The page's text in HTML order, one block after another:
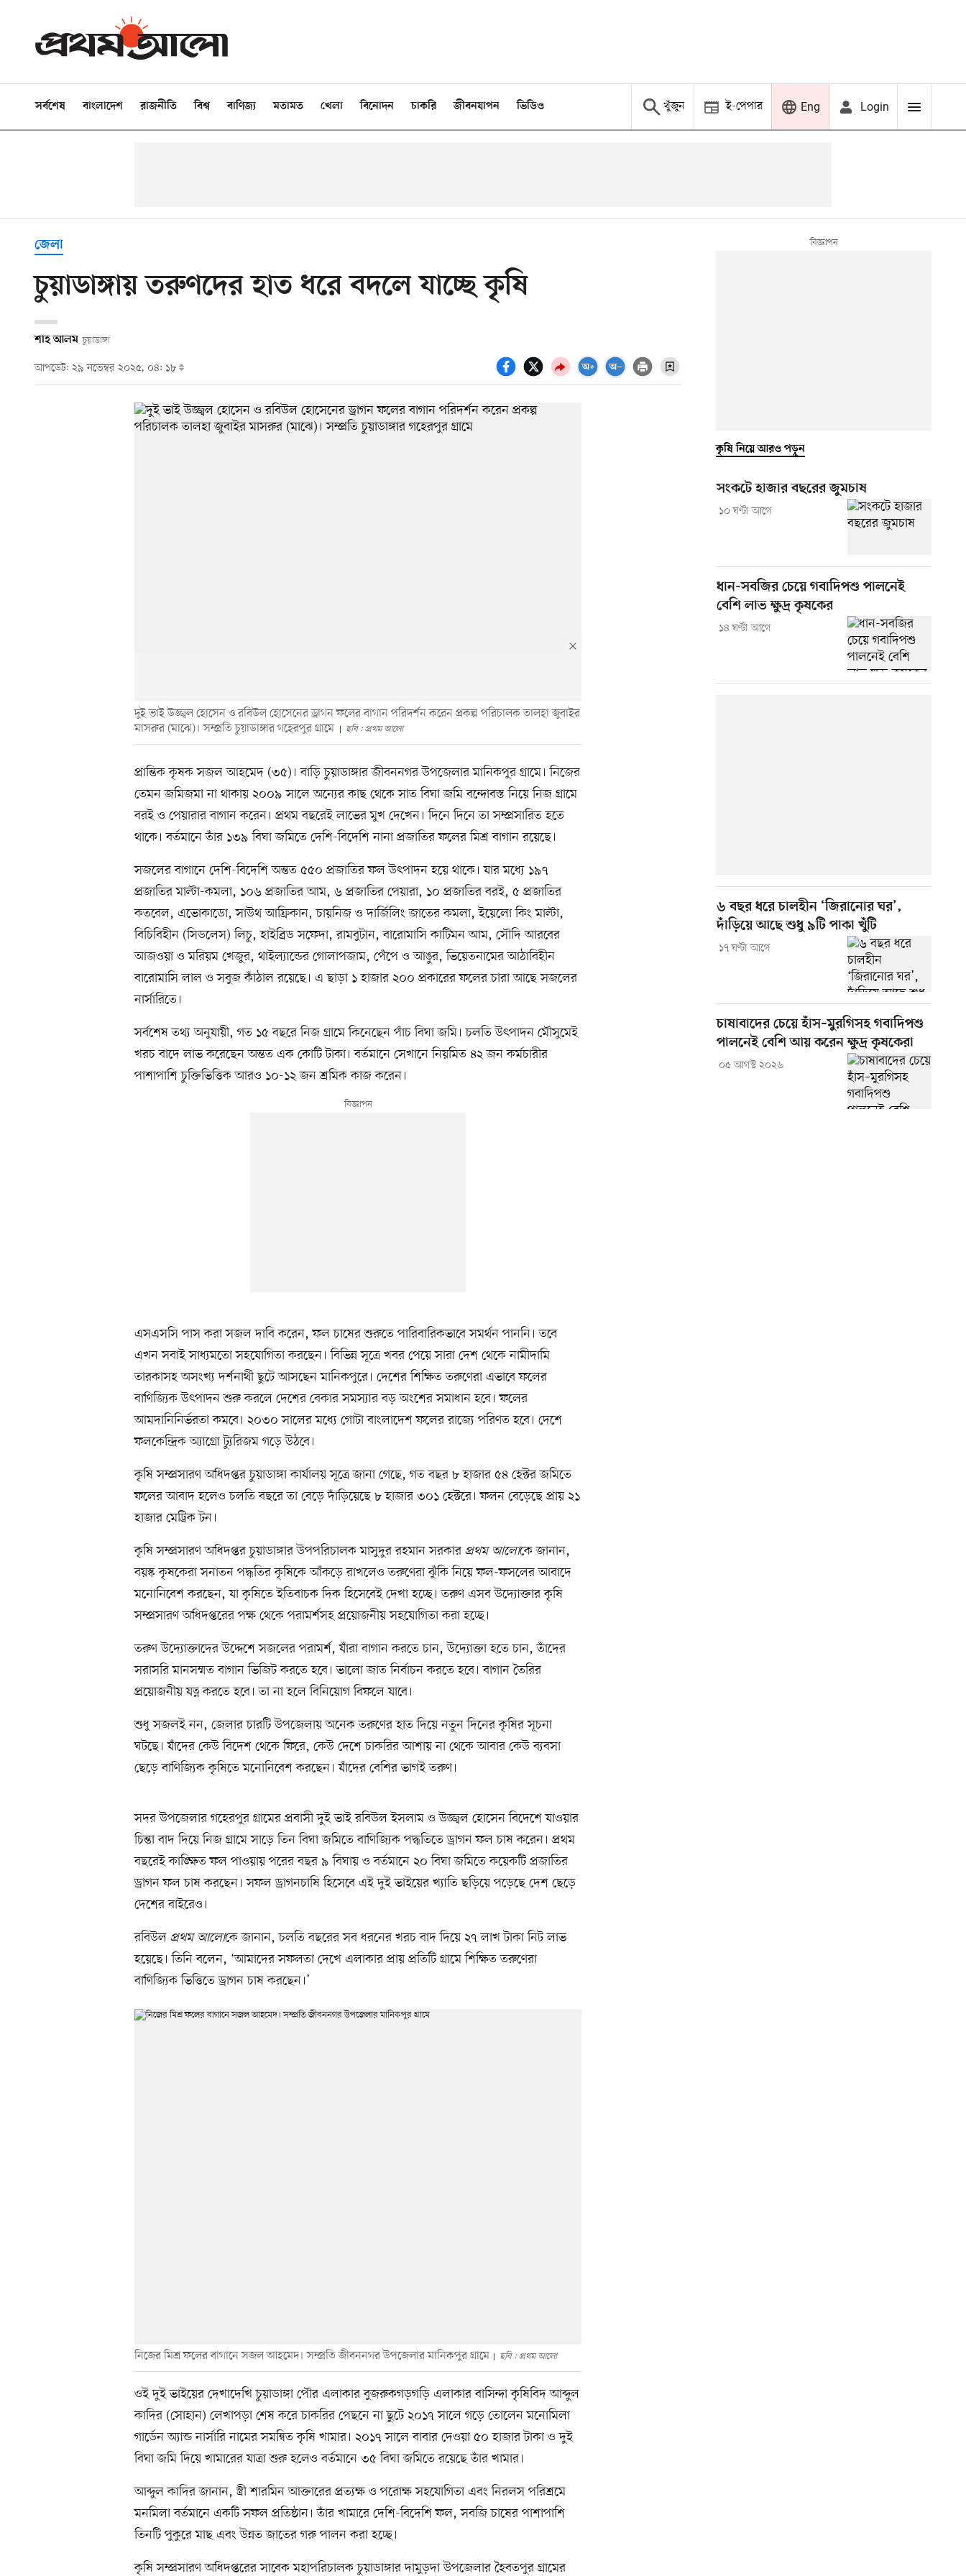
সর্বশেষ বাংলাদেশ রাজনীতি বিশ্ব বাণিজ্য মতামত খেলা বিনোদন চাকরি জীবনযাপন ভিডিও খুঁজুন ই-পেপার Eng Login
জেলা
চুয়াডাঙ্গায় তরুণদের হাত ধরে বদলে যাচ্ছে কৃষি
শাহ আলম চুয়াডাঙ্গা
আপডেট: ২৯ নভেম্বর ২০২৫, ০৪: ১৮
দুই ভাই উজ্জ্বল হোসেন ও রবিউল হোসেনের ড্রাগন ফলের বাগান পরিদর্শন করেন প্রকল্প পরিচালক তালহা জুবাইর
মাসরুর (মাঝে)। সম্প্রতি চুয়াডাঙ্গার গহেরপুর গ্রামে
ছবি : প্রথম আলো
প্রান্তিক কৃষক সজল আহমেদ (৩৫)। বাড়ি চুয়াডাঙ্গার জীবননগর উপজেলার মানিকপুর গ্রামে। নিজের
তেমন জমিজমা না থাকায় ২০০৯ সালে অন্যের কাছ থেকে সাত বিঘা জমি বন্দোবস্ত নিয়ে নিজ গ্রামে
বরই ও পেয়ারার বাগান করেন। প্রথম বছরেই লাভের মুখ দেখেন। দিনে দিনে তা সম্প্রসারিত হতে
থাকে। বর্তমানে তাঁর ১৩৯ বিঘা জমিতে দেশি-বিদেশি নানা প্রজাতির ফলের মিশ্র বাগান রয়েছে।
সজলের বাগানে দেশি-বিদেশি অন্তত ৫৫০ প্রজাতির ফল উৎপাদন হয়ে থাকে। যার মধ্যে ১৯৭
প্রজাতির মাল্টা-কমলা, ১০৬ প্রজাতির আম, ৬ প্রজাতির পেয়ারা, ১০ প্রজাতির বরই, ৫ প্রজাতির
কতবেল, এভোকাডো, সাউথ আফ্রিকান, চায়নিজ ও দার্জিলিং জাতের কমলা, ইয়েলো কিং মাল্টা,
বিচিবিহীন (সিডলেস) লিচু, হাইব্রিড সফেদা, রামবুটান, বারোমাসি কাটিমন আম, সৌদি আরবের
আজওয়া ও মরিয়ম খেজুর, থাইল্যান্ডের গোলাপজাম, পেঁপে ও আঙুর, ভিয়েতনামের আঠাবিহীন
বারোমাসি লাল ও সবুজ কাঁঠাল রয়েছে। এ ছাড়া ১ হাজার ২০০ প্রকারের ফলের চারা আছে সজলের
নার্সারিতে।
সর্বশেষ তথ্য অনুযায়ী, গত ১৫ বছরে নিজ গ্রামে কিনেছেন পাঁচ বিঘা জমি। চলতি উৎপাদন মৌসুমেই
খরচ বাদে লাভ করেছেন অন্তত এক কোটি টাকা। বর্তমানে সেখানে নিয়মিত ৪২ জন কর্মচারীর
পাশাপাশি চুক্তিভিত্তিক আরও ১০-১২ জন শ্রমিক কাজ করেন।
এসএসসি পাস করা সজল দাবি করেন, ফল চাষের শুরুতে পারিবারিকভাবে সমর্থন পাননি। তবে
এখন সবাই সাধ্যমতো সহযোগিতা করছেন। বিভিন্ন সূত্রে খবর পেয়ে সারা দেশ থেকে নামীদামি
তারকাসহ অসংখ্য দর্শনার্থী ছুটে আসছেন মানিকপুরে। দেশের শিক্ষিত তরুণেরা এভাবে ফলের
বাণিজ্যিক উৎপাদন শুরু করলে দেশের বেকার সমস্যার বড় অংশের সমাধান হবে। ফলের
আমদানিনির্ভরতা কমবে। ২০৩০ সালের মধ্যে গোটা বাংলাদেশ ফলের রাজ্যে পরিণত হবে। দেশে
ফলকেন্দ্রিক অ্যাগ্রো ট্যুরিজম গড়ে উঠবে।
কৃষি সম্প্রসারণ অধিদপ্তর চুয়াডাঙ্গা কার্যালয় সূত্রে জানা গেছে, গত বছর ৮ হাজার ৫৪ হেক্টর জমিতে
ফলের আবাদ হলেও চলতি বছরে তা বেড়ে দাঁড়িয়েছে ৮ হাজার ৩০১ হেক্টরে। ফলন বেড়েছে প্রায় ২১
হাজার মেট্রিক টন।
কৃষি সম্প্রসারণ অধিদপ্তর চুয়াডাঙ্গার উপপরিচালক মাসুদুর রহমান সরকার প্রথম আলোকে জানান,
বয়স্ক কৃষকেরা সনাতন পদ্ধতির কৃষিকে আঁকড়ে রাখলেও তরুণেরা ঝুঁকি নিয়ে ফল-ফসলের আবাদে
মনোনিবেশ করছেন, যা কৃষিতে ইতিবাচক দিক হিসেবেই দেখা হচ্ছে। তরুণ এসব উদ্যোক্তার কৃষি
সম্প্রসারণ অধিদপ্তরের পক্ষ থেকে পরামর্শসহ প্রয়োজনীয় সহযোগিতা করা হচ্ছে।
তরুণ উদ্যোক্তাদের উদ্দেশে সজলের পরামর্শ, যাঁরা বাগান করতে চান, উদ্যোক্তা হতে চান, তাঁদের
সরাসরি মানসম্মত বাগান ভিজিট করতে হবে। ভালো জাত নির্বাচন করতে হবে। বাগান তৈরির
প্রয়োজনীয় যত্ন করতে হবে। তা না হলে বিনিয়োগ বিফলে যাবে।
শুধু সজলই নন, জেলার চারটি উপজেলায় অনেক তরুণের হাত দিয়ে নতুন দিনের কৃষির সূচনা
ঘটছে। যাঁদের কেউ বিদেশ থেকে ফিরে, কেউ দেশে চাকরির আশায় না থেকে আবার কেউ ব্যবসা
ছেড়ে বাণিজ্যিক কৃষিতে মনোনিবেশ করছেন। যাঁদের বেশির ভাগই তরুণ।
সদর উপজেলার গহেরপুর গ্রামের প্রবাসী দুই ভাই রবিউল ইসলাম ও উজ্জ্বল হোসেন বিদেশে যাওয়ার
চিন্তা বাদ দিয়ে নিজ গ্রামে সাড়ে তিন বিঘা জমিতে বাণিজ্যিক পদ্ধতিতে ড্রাগন ফল চাষ করেন। প্রথম
বছরেই কাঙ্ক্ষিত ফল পাওয়ায় পরের বছর ৯ বিঘায় ও বর্তমানে ২০ বিঘা জমিতে কয়েকটি প্রজাতির
ড্রাগন ফল চাষ করছেন। সফল ড্রাগনচাষি হিসেবে এই দুই ভাইয়ের খ্যাতি ছড়িয়ে পড়েছে দেশ ছেড়ে
দেশের বাইরেও।
রবিউল প্রথম আলোকে জানান, চলতি বছরের সব ধরনের খরচ বাদ দিয়ে ২৭ লাখ টাকা নিট লাভ
হয়েছে। তিনি বলেন, ‘আমাদের সফলতা দেখে এলাকার প্রায় প্রতিটি গ্রামে শিক্ষিত তরুণেরা
বাণিজ্যিক ভিত্তিতে ড্রাগন চাষ করছেন।’
নিজের মিশ্র ফলের বাগানে সজল আহমেদ। সম্প্রতি জীবননগর উপজেলার মানিকপুর গ্রামে ছবি : প্রথম আলো
ওই দুই ভাইয়ের দেখাদেখি চুয়াডাঙ্গা পৌর এলাকার বুজরুকগড়গড়ি এলাকার বাসিন্দা কৃষিবিদ আব্দুল
কাদির (সোহান) লেখাপড়া শেষ করে চাকরির পেছনে না ছুটে ২০১৭ সালে গড়ে তোলেন মনোমিলা
গার্ডেন অ্যান্ড নার্সারি নামের সমন্বিত কৃষি খামার। ২০১৭ সালে বাবার দেওয়া ৫০ হাজার টাকা ও দুই
বিঘা জমি দিয়ে খামারের যাত্রা শুরু হলেও বর্তমানে ৩৫ বিঘা জমিতে রয়েছে তাঁর খামার।
আব্দুল কাদির জানান, স্ত্রী শারমিন আক্তারের প্রত্যক্ষ ও পরোক্ষ সহযোগিতা এবং নিরলস পরিশ্রমে
মনমিলা বর্তমানে একটি সফল প্রতিষ্ঠান। তাঁর খামারে দেশি-বিদেশি ফল, সবজি চাষের পাশাপাশি
তিনটি পুকুরে মাছ এবং উন্নত জাতের গরু পালন করা হচ্ছে।
কৃষি সম্প্রসারণ অধিদপ্তরের সাবেক মহাপরিচালক চুয়াডাঙ্গার দামুড়দা উপজেলার হৈবতপুর গ্রামের
কৃষি নিয়ে আরও পড়ুন
সংকটে হাজার বছরের জুমচাষ
১০ ঘণ্টা আগে
ধান-সবজির চেয়ে গবাদিপশু পালনেই
বেশি লাভ ক্ষুদ্র কৃষকের
১৪ ঘণ্টা আগে
৬ বছর ধরে চালহীন ‘জিরানোর ঘর’,
দাঁড়িয়ে আছে শুধু ৯টি পাকা খুঁটি
১৭ ঘণ্টা আগে
চাষাবাদের চেয়ে হাঁস–মুরগিসহ গবাদিপশু
পালনেই বেশি আয় করেন ক্ষুদ্র কৃষকেরা
০৫ আগস্ট ২০২৬